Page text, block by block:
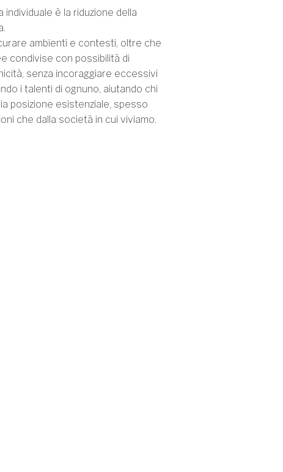
è la riduzione della
ambienti e contesti, oltre che
condivise con possibilità di
senza incoraggiare eccessivi
i talenti di ognuno, aiutando chi
posizione esistenziale, spesso
che dalla società in cui viviamo.